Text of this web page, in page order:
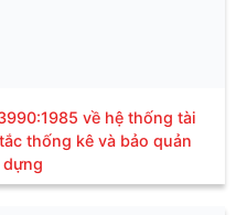
về hệ thống tài
thống kê và bảo quản